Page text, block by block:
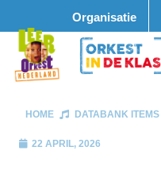
Organisatie
HOME DATABANK ITEMS
22 APRIL, 2026